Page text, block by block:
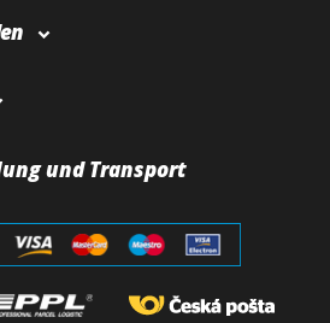
und Transport